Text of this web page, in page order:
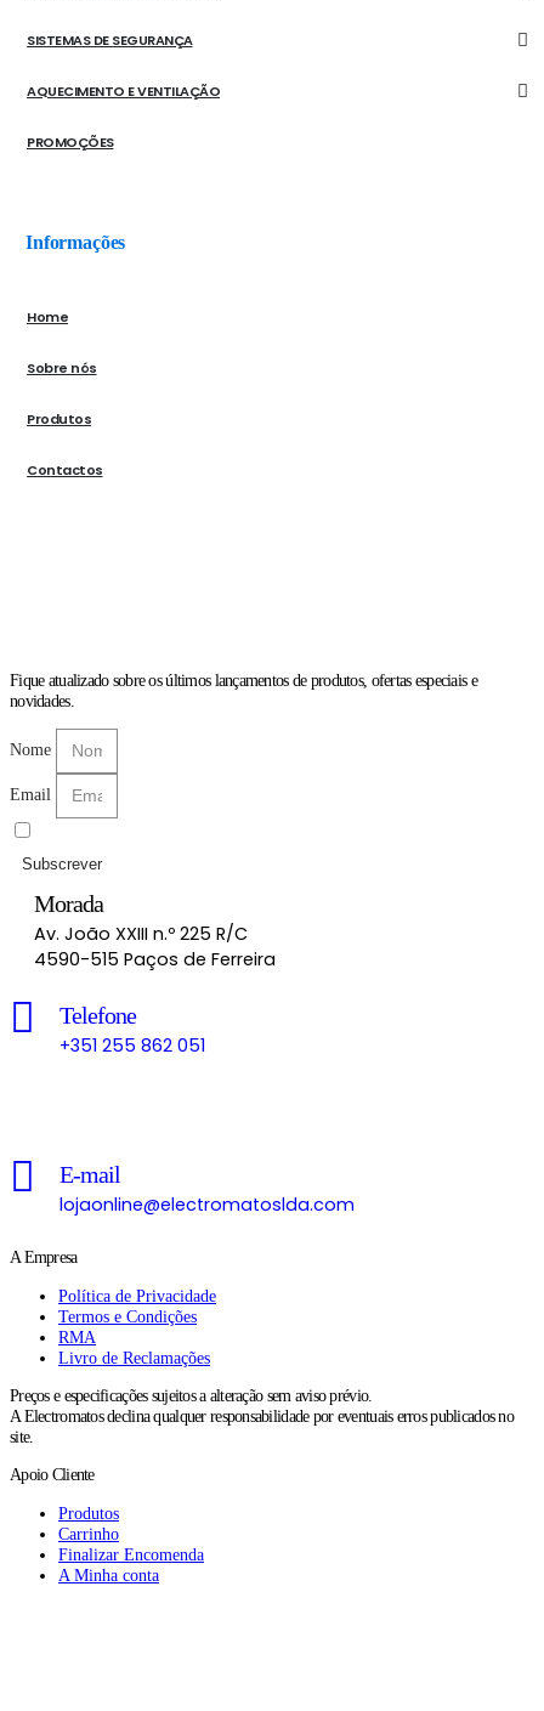
SISTEMAS DE SEGURANÇA
AQUECIMENTO E VENTILAÇÃO
PROMOÇÕES
Informações
Home
Sobre nós
Produtos
Contactos
Fique atualizado sobre os últimos lançamentos de produtos, ofertas especiais e
novidades.
Nome
Email
Subscrever
Morada
Av. João XXIII n.º 225 R/C
4590-515 Paços de Ferreira
Telefone
+351 255 862 051
E-mail
lojaonline@electromatoslda.com
A Empresa
Política de Privacidade
Termos e Condições
RMA
Livro de Reclamações
Preços e especificações sujeitos a alteração sem aviso prévio.
A Electromatos declina qualquer responsabilidade por eventuais erros publicados no
site.
Apoio Cliente
Produtos
Carrinho
Finalizar Encomenda
A Minha conta